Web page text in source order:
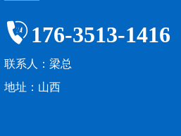
176-3513-1416
联系人：梁总
地址：山西